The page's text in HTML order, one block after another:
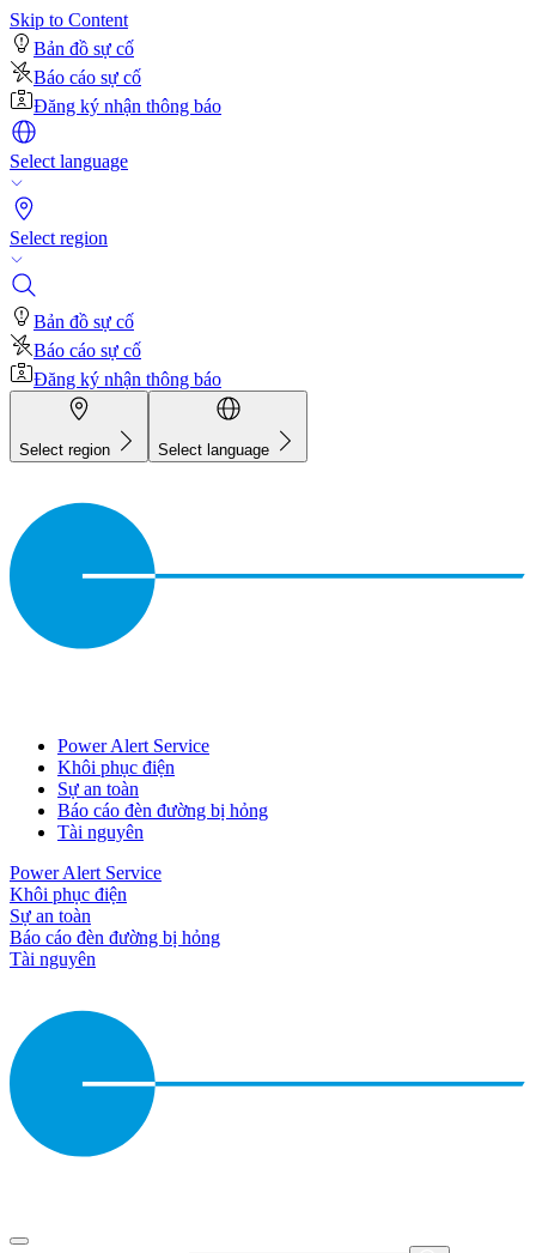
Skip to Content
Bản đồ sự cố
Báo cáo sự cố
Đăng ký nhận thông báo
Select language
Select region
Bản đồ sự cố
Báo cáo sự cố
Đăng ký nhận thông báo
Select region Select language
Power Alert Service
Khôi phục điện
Sự an toàn
Báo cáo đèn đường bị hỏng
Tài nguyên
Power Alert Service
Khôi phục điện
Sự an toàn
Báo cáo đèn đường bị hỏng
Tài nguyên